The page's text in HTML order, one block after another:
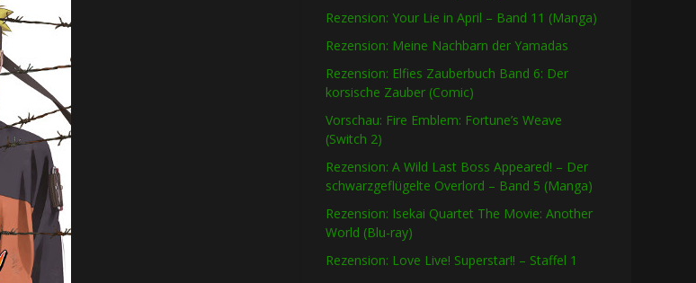
Rezension: Your Lie in April – Band 11 (Manga)
Rezension: Meine Nachbarn der Yamadas
Rezension: Elfies Zauberbuch Band 6: Der
korsische Zauber (Comic)
Vorschau: Fire Emblem: Fortune’s Weave
(Switch 2)
Rezension: A Wild Last Boss Appeared! – Der
schwarzgeflügelte Overlord – Band 5 (Manga)
Rezension: Isekai Quartet The Movie: Another
World (Blu-ray)
Rezension: Love Live! Superstar!! – Staffel 1